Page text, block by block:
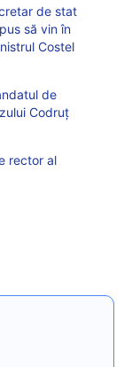
de stat
să vin în
Costel
de
Codruț
rector al